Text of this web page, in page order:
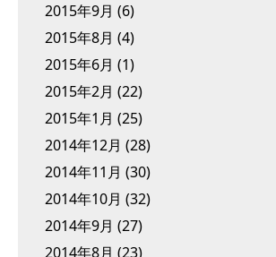
2015年9月 (6)
2015年8月 (4)
2015年6月 (1)
2015年2月 (22)
2015年1月 (25)
2014年12月 (28)
2014年11月 (30)
2014年10月 (32)
2014年9月 (27)
2014年8月 (23)